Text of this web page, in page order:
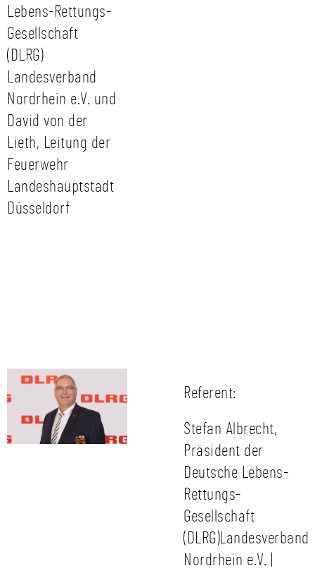
Lebens-Rettungs-
Gesellschaft
(DLRG)
Landesverband
Nordrhein e.V. und
David von der
Lieth, Leitung der
Feuerwehr
Landeshauptstadt
Düsseldorf
Referent:
Stefan Albrecht,
Präsident der
Deutsche Lebens-
Rettungs-
Gesellschaft
(DLRG)Landesverband
Nordrhein e.V. |